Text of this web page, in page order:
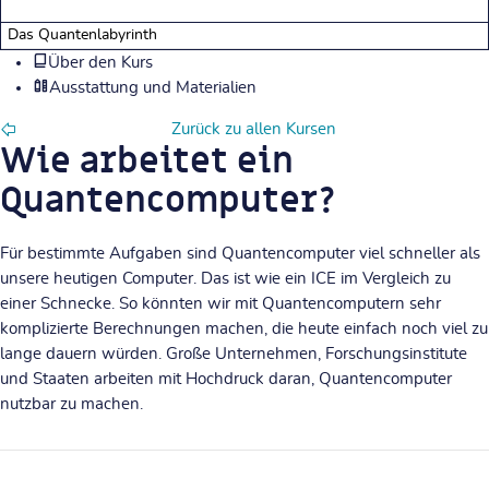
Das Quantenlabyrinth
Über den Kurs
Ausstattung und Materialien
Zurück zu allen Kursen
Wie arbeitet ein
Quantencomputer?
Für bestimmte Aufgaben sind Quantencomputer viel schneller als
unsere heutigen Computer. Das ist wie ein ICE im Vergleich zu
einer Schnecke. So könnten wir mit Quantencomputern sehr
komplizierte Berechnungen machen, die heute einfach noch viel zu
lange dauern würden. Große Unternehmen, Forschungsinstitute
und Staaten arbeiten mit Hochdruck daran, Quantencomputer
nutzbar zu machen.